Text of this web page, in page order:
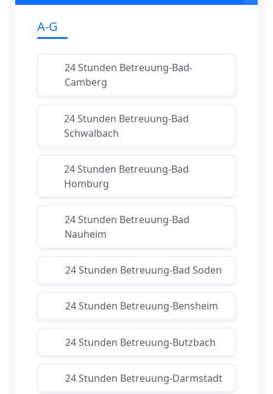
A-G
24 Stunden Betreuung-Bad-
Camberg
24 Stunden Betreuung-Bad
Schwalbach
24 Stunden Betreuung-Bad
Homburg
24 Stunden Betreuung-Bad
Nauheim
24 Stunden Betreuung-Bad Soden
24 Stunden Betreuung-Bensheim
24 Stunden Betreuung-Butzbach
24 Stunden Betreuung-Darmstadt